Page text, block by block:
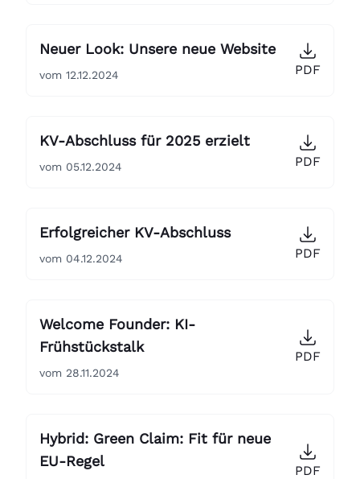
Neuer Look: Unsere neue Website
vom 12.12.2024 PDF
KV-Abschluss für 2025 erzielt
vom 05.12.2024 PDF
Erfolgreicher KV-Abschluss
vom 04.12.2024 PDF
Welcome Founder: KI-
Frühstückstalk
vom 28.11.2024
PDF
Hybrid: Green Claim: Fit für neue
EU-Regel
PDF